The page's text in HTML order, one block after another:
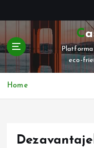
t
c
eco-
Home